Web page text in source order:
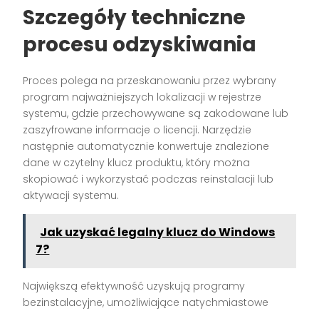
Szczegóły techniczne
procesu odzyskiwania
Proces polega na przeskanowaniu przez wybrany
program najważniejszych lokalizacji w rejestrze
systemu, gdzie przechowywane są zakodowane lub
zaszyfrowane informacje o licencji. Narzędzie
następnie automatycznie konwertuje znalezione
dane w czytelny klucz produktu, który można
skopiować i wykorzystać podczas reinstalacji lub
aktywacji systemu.
Jak uzyskać legalny klucz do Windows
7?
Największą efektywność uzyskują programy
bezinstalacyjne, umożliwiające natychmiastowe